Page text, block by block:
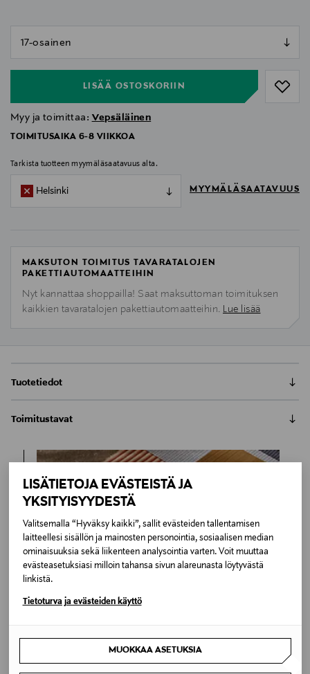
LISÄTIETOJA EVÄSTEISTÄ JA
YKSITYISYYDESTÄ
Valitsemalla “Hyväksy kaikki”, sallit evästeiden tallentamisen
laitteellesi sisällön ja mainosten personointia, sosiaalisen median
ominaisuuksia sekä liikenteen analysointia varten. Voit muuttaa
evästeasetuksiasi milloin tahansa sivun alareunasta löytyvästä
linkistä.
Tietoturva ja evästeiden käyttö
MUOKKAA ASETUKSIA
LISÄÄ OSTOSKORIIN
Myy ja toimittaa: Vepsäläinen
TOIMITUSAIKA 6-8 VIIKKOA
Tarkista tuotteen myymäläsaatavuus alta.
Helsinki MYYMÄLÄSAATAVUUS
MAKSUTON TOIMITUS TAVARATALOJEN
PAKETTIAUTOMAATTEIHIN
Nyt kannattaa shoppailla! Saat maksuttoman toimituksen
kaikkien tavaratalojen pakettiautomaatteihin. Lue lisää
Tuotetiedot
muotoilla juuri sellaiseksi, kuin haluat. Kun hylly on
Ron Aradin suunnittelema seinähylly sopii esimerkiksi
Joustavan runko-osan syvyys on 20 cm. Yhden
kirjatuen enimmäiskuormitus noin 10 kg.
LUE KOKO TUOTEKUVAUS
Tuotenumero
173972159
BLUE
Toimitustavat
Toimitusaika 6-8 viikkoa
6,90 €
Kotiinkuljetus
Toimitusaika 6-8 viikkoa
6,90 €
Inspiroidu